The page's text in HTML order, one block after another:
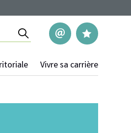
Rechercher
NousMes
Vivre sa carrière